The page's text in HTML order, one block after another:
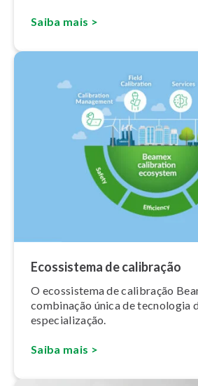
Saiba mais >
Ecossistema de calibração
O ecossistema de calibração
combinação única de tecnologia
es­pe­ci­a­li­za­ção.
Saiba mais >